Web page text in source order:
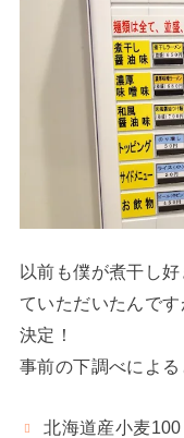
以前も僕が煮干し
ていただいたんで
決定！
事前の下調べによる
北海道産小麦